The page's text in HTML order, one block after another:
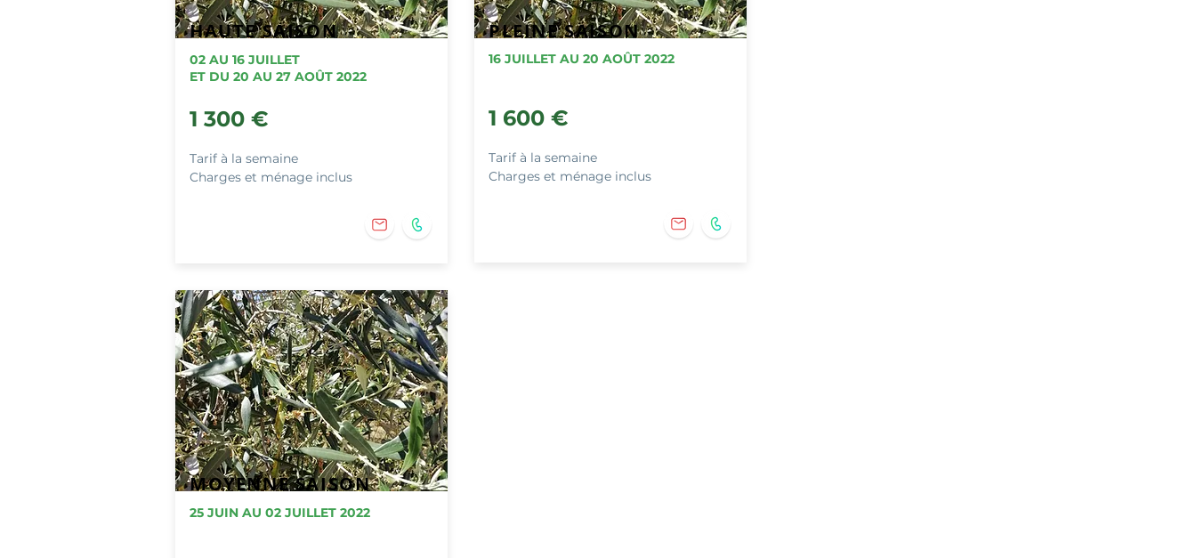
HAUTE SAISON
02 AU 16 JUILLET
ET DU 20 AU 27 AOÛT 2022
1 300 €
Tarif à la semaine
Charges et ménage inclus
PLEINE SAISON
16 JUILLET AU 20 AOÛT 2022
1 600 €
Tarif à la semaine
Charges et ménage inclus
MOYENNE SAISON
25 JUIN AU 02 JUILLET 2022